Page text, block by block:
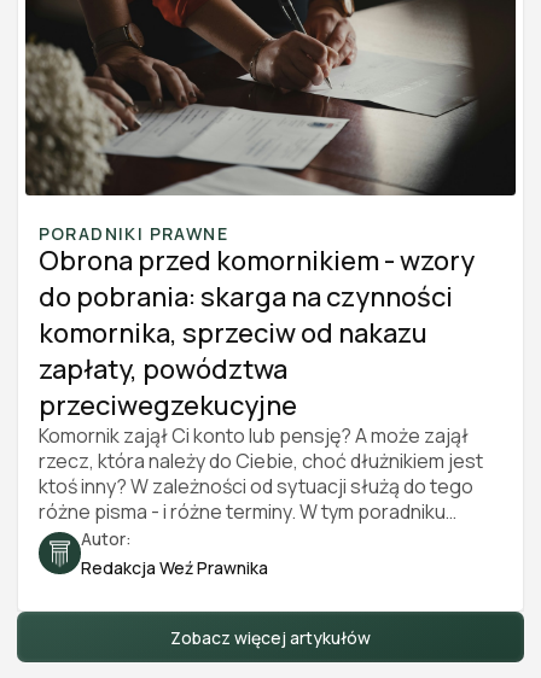
PORADNIKI PRAWNE
Obrona przed komornikiem - wzory
do pobrania: skarga na czynności
komornika, sprzeciw od nakazu
zapłaty, powództwa
przeciwegzekucyjne
Komornik zajął Ci konto lub pensję? A może zajął
rzecz, która należy do Ciebie, choć dłużnikiem jest
ktoś inny? W zależności od sytuacji służą do tego
różne pisma - i różne terminy. W tym poradniku
znajdziesz cztery darmowe wzory do pobrania
(skarga na czynności komornika, sprzeciw od
nakazu zapłaty, powództwo przeciwegzekucyjne
oraz pozew o zwolnienie zajętego przedmiotu od
egzekucji), a także instrukcję, które pismo wybrać,
gdzie je złożyć i ile to kosztuje. Stan prawny na 2026
Autor:
Redakcja Weź Prawnika
Zobacz więcej artykułów